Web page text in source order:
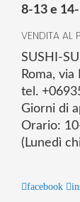
8-13 e
VENDITA AL
SUSHI-
Roma,
tel.
Giorni di
Orario:
(Lunedì
facebook